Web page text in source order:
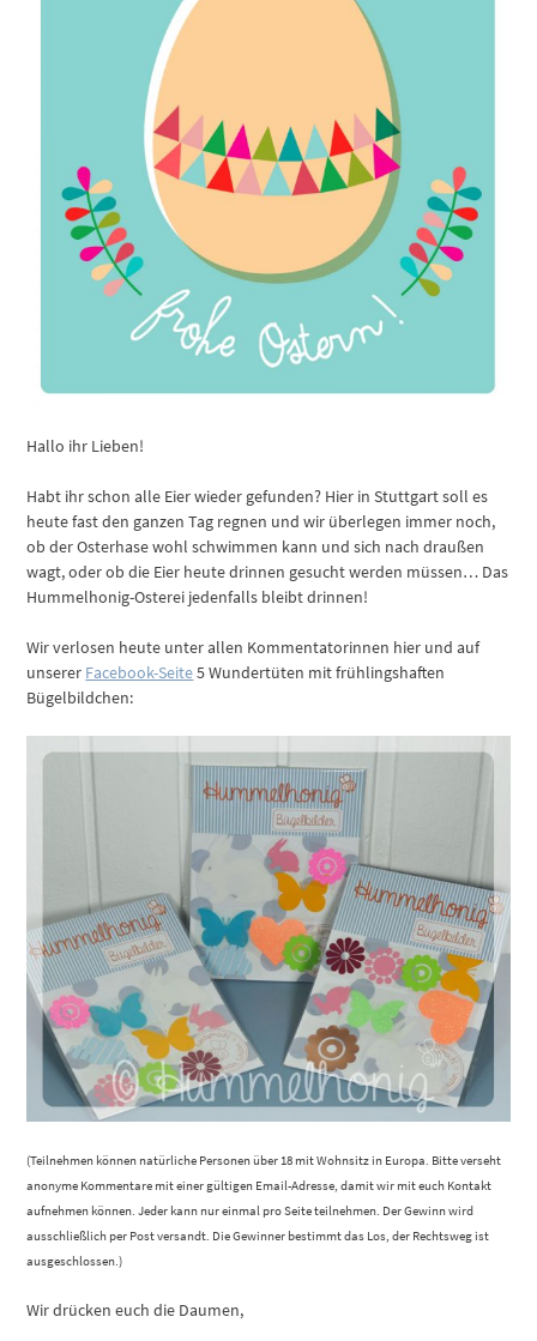
Hallo ihr Lieben!
Habt ihr schon alle Eier wieder gefunden? Hier in Stuttgart soll es
heute fast den ganzen Tag regnen und wir überlegen immer noch,
ob der Osterhase wohl schwimmen kann und sich nach draußen
wagt, oder ob die Eier heute drinnen gesucht werden müssen… Das
Hummelhonig-Osterei jedenfalls bleibt drinnen!
Wir verlosen heute unter allen Kommentatorinnen hier und auf
unserer Facebook-Seite5 Wundertüten mit frühlingshaften
Bügelbildchen:
(Teilnehmen können natürliche Personen über 18 mit Wohnsitz in Europa. Bitte verseht
anonyme Kommentare mit einer gültigen Email-Adresse, damit wir mit euch Kontakt
aufnehmen können. Jeder kann nur einmal pro Seite teilnehmen. Der Gewinn wird
ausschließlich per Post versandt. Die Gewinner bestimmt das Los, der Rechtsweg ist
ausgeschlossen.)
Wir drücken euch die Daumen,